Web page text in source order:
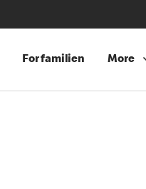
For familien More